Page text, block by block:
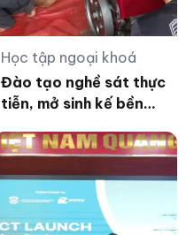
Học tập ngoại khoá
Đào tạo nghề sát thực
tiễn, mở sinh kế bền
vùng biên Đức Cơ